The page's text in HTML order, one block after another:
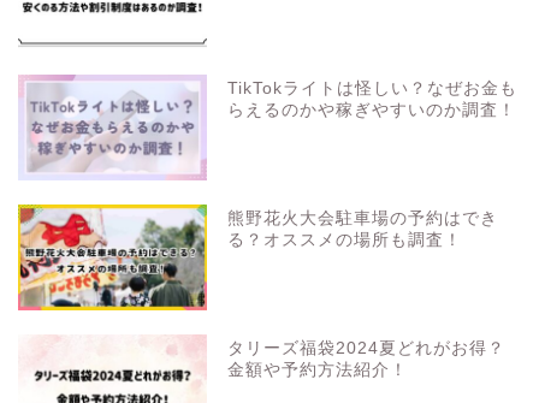
TikTokライトは怪しい？なぜお金も
らえるのかや稼ぎやすいのか調査！
熊野花火大会駐車場の予約はでき
る？オススメの場所も調査！
タリーズ福袋2024夏どれがお得？
金額や予約方法紹介！